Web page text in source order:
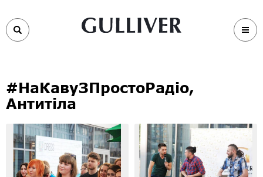
#НаКавуЗПростоРадіо,
Антитіла